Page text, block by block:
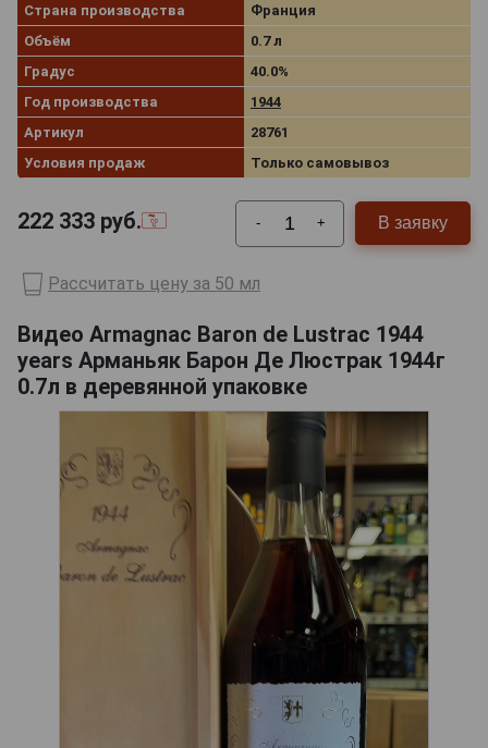
Страна производства
Франция
Объём
0.7 л
Градус
40.0%
Год производства
1944
Артикул
28761
Условия продаж
Только самовывоз
222 333 руб. - + В заявку
Рассчитать цену за 50 мл
Видео Armagnac Baron de Lustrac 1944
years Арманьяк Барон Де Люстрак 1944г
0.7л в деревянной упаковке